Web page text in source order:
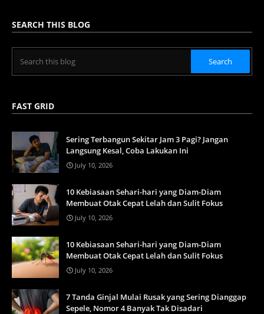
SEARCH THIS BLOG
FAST GRID
Sering Terbangun Sekitar Jam 3 Pagi? Jangan
Langsung Kesal, Coba Lakukan Ini
July 10, 2026
10 Kebiasaan Sehari-hari yang Diam-Diam
Membuat Otak Cepat Lelah dan Sulit Fokus
July 10, 2026
10 Kebiasaan Sehari-hari yang Diam-Diam
Membuat Otak Cepat Lelah dan Sulit Fokus
July 10, 2026
7 Tanda Ginjal Mulai Rusak yang Sering Dianggap
Sepele, Nomor 4 Banyak Tak Disadari